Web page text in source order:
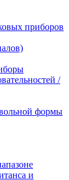
приборов
/
формы
и